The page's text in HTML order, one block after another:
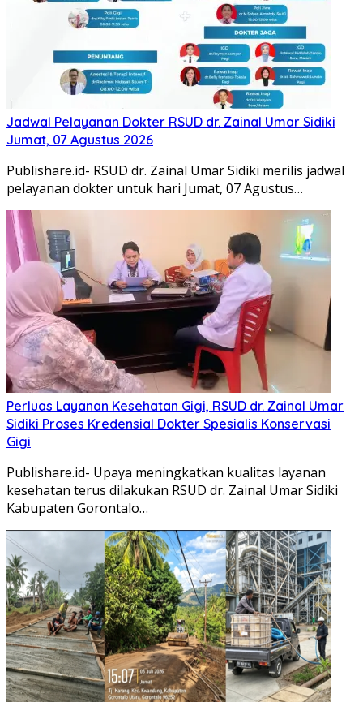
Jadwal Pelayanan Dokter RSUD dr. Zainal Umar Sidiki
Jumat, 07 Agustus 2026
Publishare.id- RSUD dr. Zainal Umar Sidiki merilis jadwal
pelayanan dokter untuk hari Jumat, 07 Agustus…
Perluas Layanan Kesehatan Gigi, RSUD dr. Zainal Umar
Sidiki Proses Kredensial Dokter Spesialis Konservasi
Gigi
Publishare.id- Upaya meningkatkan kualitas layanan
kesehatan terus dilakukan RSUD dr. Zainal Umar Sidiki
Kabupaten Gorontalo…